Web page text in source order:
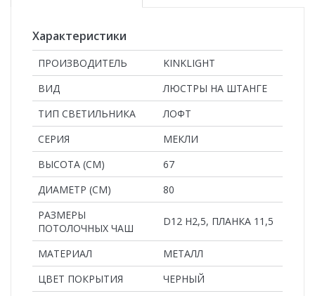
Характеристики
ПРОИЗВОДИТЕЛЬ
KINKLIGHT
ВИД
ЛЮСТРЫ НА ШТАНГЕ
ТИП СВЕТИЛЬНИКА
ЛОФТ
СЕРИЯ
МЕКЛИ
ВЫСОТА (СМ)
67
ДИАМЕТР (СМ)
80
РАЗМЕРЫ
ПОТОЛОЧНЫХ ЧАШ
D12 H2,5, ПЛАНКА 11,5
MАТЕРИАЛ
МЕТАЛЛ
ЦВЕТ ПОКРЫТИЯ
ЧЕРНЫЙ